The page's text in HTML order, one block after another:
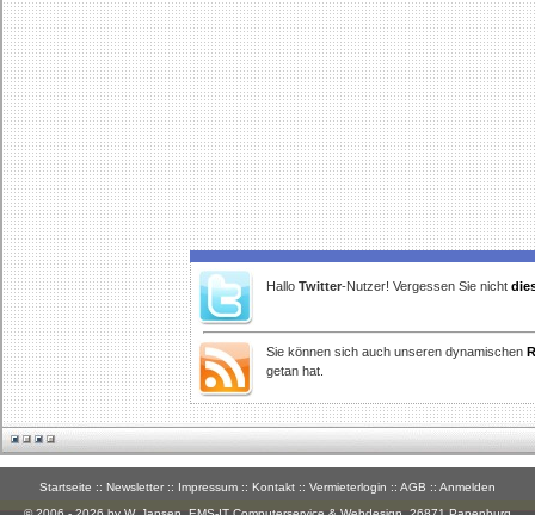
Hallo Twitter-Nutzer! Vergessen Sie nicht
Sie können sich auch unseren dynamischen
getan hat.
Startseite :: Newsletter :: Impressum :: Kontakt :: Vermieterlogin :: AGB :: Anmelden